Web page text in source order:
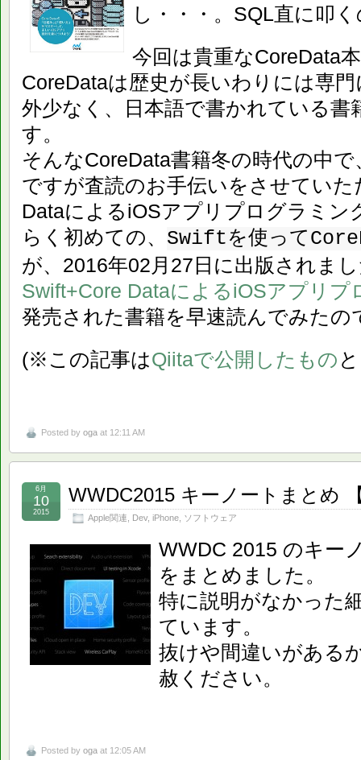
し・・・。SQL直に叩
今回は貴重なCoreData
CoreDataは歴史が長いわりには専
外少なく、日本語で書かれている書
す。
そんなCoreData書籍冬の時代の中
ですが査読のお手伝いをさせてい
DataによるiOSアプリプログラミン
らく初めての、 Swiftを使って
が、2016年02月27日に出版されま
Swift+Core DataによるiOSアプリプ
発売された書籍を早速読んでみたの
(※この記事はQiitaで公開したもの
Posted by oga at 12:11 AM
WWDC2015 キーノートまとめ
Apple関連 Dev, iPhone ソフトウェア
6月
10
2015
WWDC 2015 のキー
をまとめました。
特に説明がなかった
ています。
抜けや間違いがある
赦ください。
Posted by oga at 12:05 AM